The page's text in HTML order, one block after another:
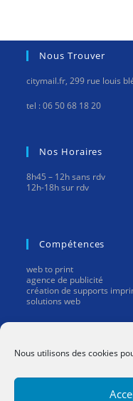
Nous utilisons des cookies
Nous Trouver
citymail.fr, 299 rue louis
tel : 06 50 68 18 20
Nos Horaires
8h45 – 12h sans rdv
12h-18h sur rdv
Compétences
web to print
agence de publicité
création de supports
solutions web
mentions légales